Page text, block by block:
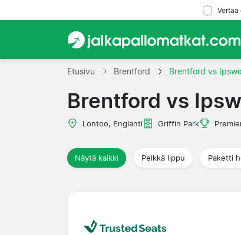
Etusivu Brentford Brentford vs
Brentford vs
Lontoo, Englanti Griffin Park
Näytä kaikki Pelkkä lippu Paketti